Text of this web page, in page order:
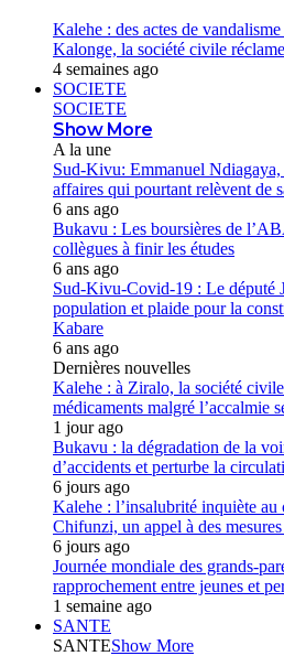
Kalehe : des actes de
Kalonge, la société civile
4 semaines ago
SOCIETE
SOCIETE
Show More
A la une
Sud-Kivu: Emmanuel
affaires qui pourtant relèvent de
6 ans ago
Bukavu : Les boursières de
collègues à finir les études
6 ans ago
Sud-Kivu-Covid-19 : Le député
population et plaide pour la
Kabare
6 ans ago
Dernières nouvelles
Kalehe : à Ziralo, la société
médicaments malgré l’accalmie
1 jour ago
Bukavu : la dégradation de la
d’accidents et perturbe la
6 jours ago
Kalehe : l’insalubrité inquiète au
Chifunzi, un appel à des
6 jours ago
Journée mondiale des grands-
rapprochement entre jeunes et
1 semaine ago
SANTE
SANTEShow More